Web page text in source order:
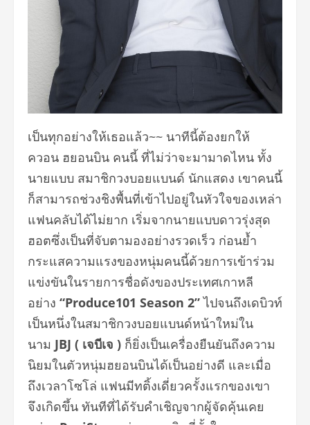
เป็นทุกอย่างให้เธอแล้ว~~ นาทีนี้ต้องยกให้
ควอน ฮยอนบิน คนนี้ ที่ไม่ว่าจะมามาดไหน ทั้ง
นายแบบ สมาชิกวงบอยแบนด์ นักแสดง เขาคนนี้
ก็สามารถช่วงชิงพื้นที่เข้าไปอยู่ในหัวใจของเหล่า
แฟนคลับได้ไม่ยาก เริ่มจากนายแบบดาวรุ่งสุด
ฮอตซึ่งเป็นที่จับตามองอย่างรวดเร็ว ก่อนย้ำ
กระแสความแรงของหนุ่มคนนี้ด้วยการเข้าร่วม
แข่งขันในรายการชื่อดังของประเทศเกาหลี
อย่าง “Produce101 Season 2”ไปจนถึงเดบิวท์
เป็นหนึ่งในสมาชิกวงบอยแบนด์หน้าใหม่ใน
นาม JBJ ( เจบีเจ ) ก็ยิ่งเป็นเครื่องยืนยันถึงความ
นิยมในตัวหนุ่มฮยอนบินได้เป็นอย่างดี และเมื่อ
ถึงเวลาโซโล่ แฟนมีทติ้งเดี่ยวครั้งแรกของเขา
จึงเกิดขึ้น ทันทีที่ได้รับคำเชิญจากผู้จัดคุ้นเคย